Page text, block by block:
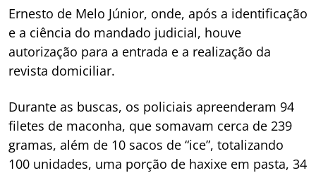
Ernesto de Melo Júnior, onde, após a identificação
e a ciência do mandado judicial, houve
autorização para a entrada e a realização da
revista domiciliar.
Durante as buscas, os policiais apreenderam 94
filetes de maconha, que somavam cerca de 239
gramas, além de 10 sacos de “ice”, totalizando
100 unidades, uma porção de haxixe em pasta, 34